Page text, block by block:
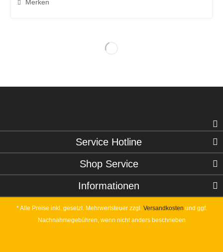
Merken
Service Hotline
Shop Service
Informationen
* Alle Preise inkl. gesetzl. Mehrwertsteuer zzgl. Versandkosten und ggf.
Nachnahmegebühren, wenn nicht anders beschrieben